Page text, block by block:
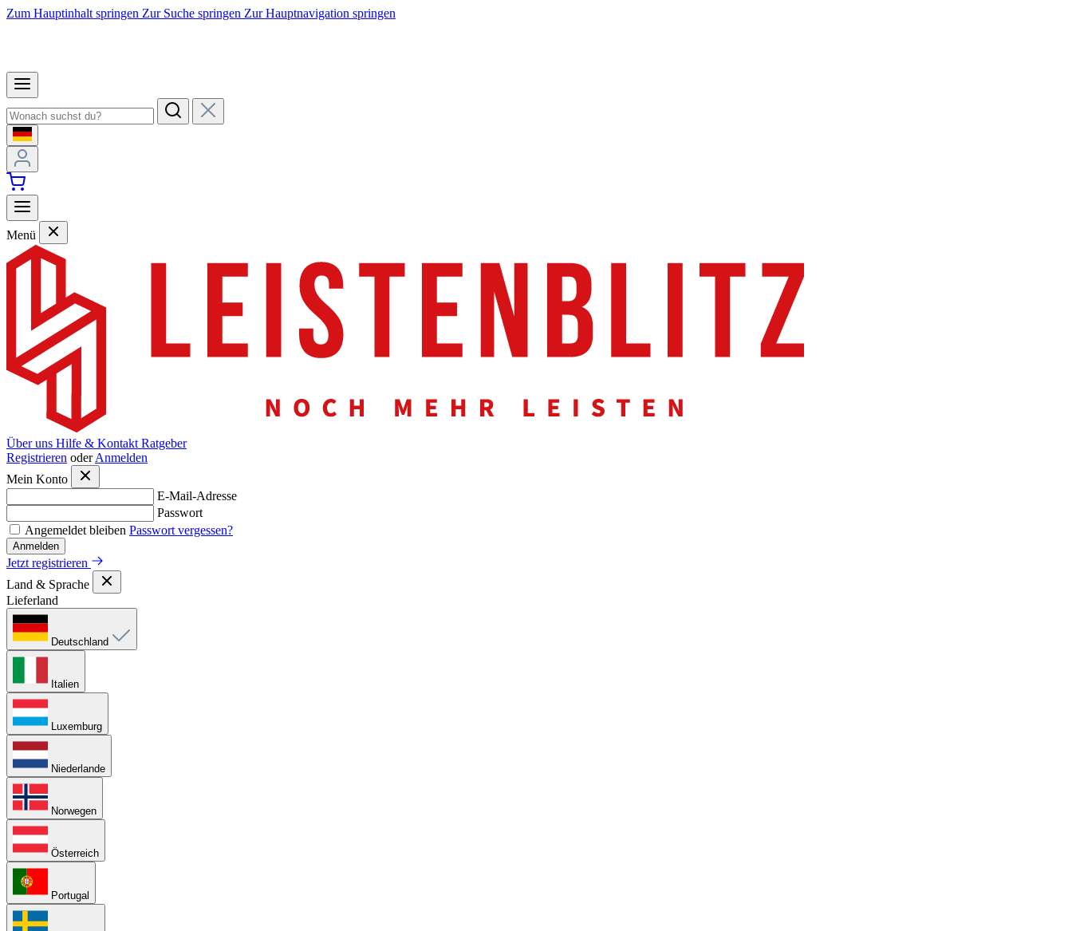
Zum Hauptinhalt springen Zur Suche springen Zur Hauptnavigation springen
Menü
Über uns Hilfe & Kontakt Ratgeber
Registrieren oder Anmelden
Mein Konto
E-Mail-Adresse
Passwort
Angemeldet bleiben Passwort vergessen?
Anmelden
Jetzt registrieren
Land & Sprache
Lieferland
Deutschland
Italien
Luxemburg
Niederlande
Norwegen
Österreich
Portugal